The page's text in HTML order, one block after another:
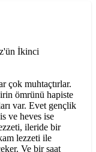
İkinci
çok muhtaçtırlar.
ömrünü hapiste
var. Evet gençlik
ve heves ise
ileride bir
lezzeti ile
Ve bir saat